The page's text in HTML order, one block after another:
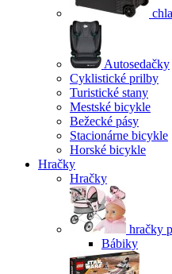
Autosedačky
Cyklistické prilby
Turistické stany
Mestské bicykle
Bežecké pásy
Stacionárne bicykle
Horské bicykle
Hračky
Hračky
hračky
Bábiky